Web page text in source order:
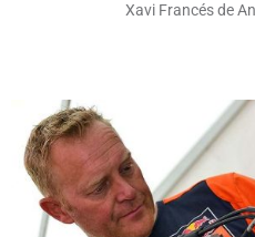
Xavi Francés de